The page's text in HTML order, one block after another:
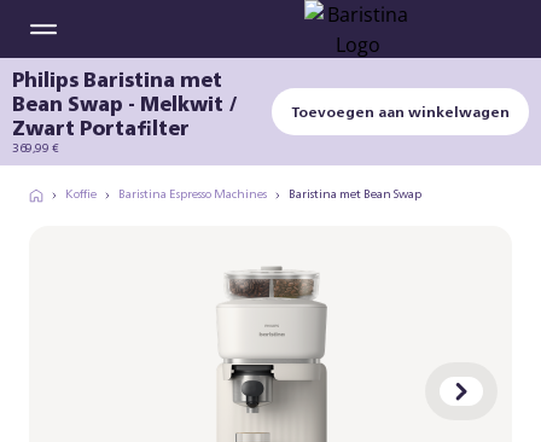
Philips Baristina met
Bean Swap - Melkwit /
Zwart Portafilter
369,99 €
Toevoegen aan winkelwagen
Koffie Baristina Espresso Machines Baristina met Bean Swap